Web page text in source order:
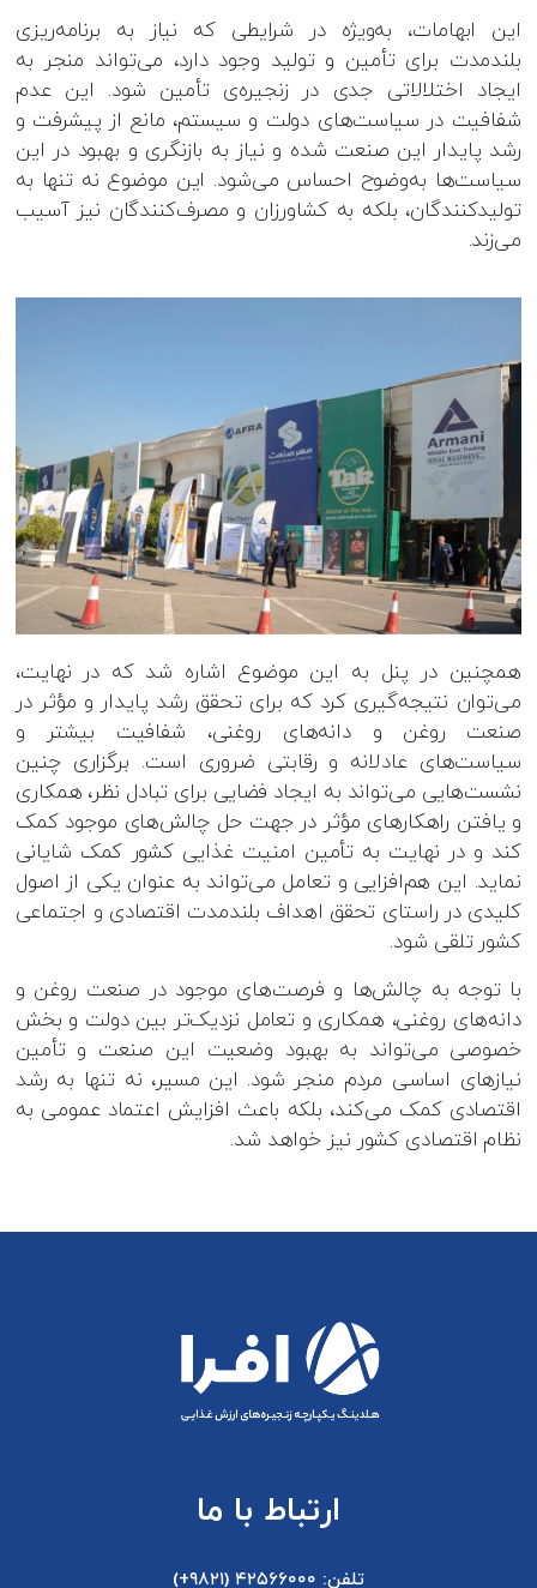
این ابهامات، به‌ویژه در شرایطی که نیاز به برنامه‌ریزی
بلندمدت برای تأمین و تولید وجود دارد، می‌تواند منجر به
ایجاد اختلالاتی جدی در زنجیره‌ی تأمین شود. این عدم
شفافیت در سیاست‌های دولت و سیستم، مانع از پیشرفت و
رشد پایدار این صنعت شده و نیاز به بازنگری و بهبود در این
سیاست‌ها به‌وضوح احساس می‌شود. این موضوع نه تنها به
تولیدکنندگان، بلکه به کشاورزان و مصرف‌کنندگان نیز آسیب
می‌زند.
همچنین در پنل به این موضوع اشاره شد که در نهایت،
می‌توان نتیجه‌گیری کرد که برای تحقق رشد پایدار و مؤثر در
صنعت روغن و دانه‌های روغنی، شفافیت بیشتر و
سیاست‌های عادلانه و رقابتی ضروری است. برگزاری چنین
نشست‌هایی می‌تواند به ایجاد فضایی برای تبادل نظر، همکاری
و یافتن راهکارهای مؤثر در جهت حل چالش‌های موجود کمک
کند و در نهایت به تأمین امنیت غذایی کشور کمک شایانی
نماید. این هم‌افزایی و تعامل می‌تواند به عنوان یکی از اصول
کلیدی در راستای تحقق اهداف بلندمدت اقتصادی و اجتماعی
کشور تلقی شود.
با توجه به چالش‌ها و فرصت‌های موجود در صنعت روغن و
دانه‌های روغنی، همکاری و تعامل نزدیک‌تر بین دولت و بخش
خصوصی می‌تواند به بهبود وضعیت این صنعت و تأمین
نیازهای اساسی مردم منجر شود. این مسیر، نه تنها به رشد
اقتصادی کمک می‌کند، بلکه باعث افزایش اعتماد عمومی به
نظام اقتصادی کشور نیز خواهد شد.
ارتباط با ما
تلفن: ۴۲۵۶۶۰۰۰ (۹۸۲۱+)